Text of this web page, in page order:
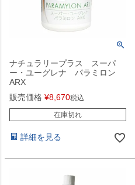
ナチュラリープラス スーパ
ー・ユーグレナ パラミロン
ARX
販売価格 ¥8,670税込
在庫切れ
詳細を見る